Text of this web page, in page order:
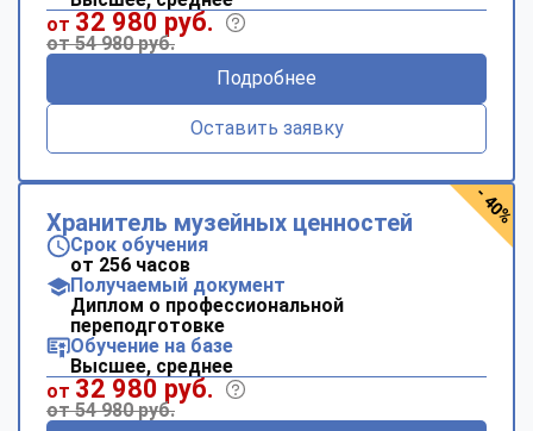
от 32 980 руб.
от 54 980 руб.
Подробнее
Оставить заявку
Хранитель музейных ценностей
Срок обучения
от 256 часов
Получаемый документ
Диплом о профессиональной
переподготовке
Обучение на базе
Высшее, среднее
от 32 980 руб.
от 54 980 руб.
- 40%